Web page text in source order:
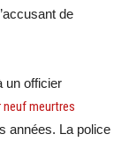
de
un officier
neuf meurtres
années. La police